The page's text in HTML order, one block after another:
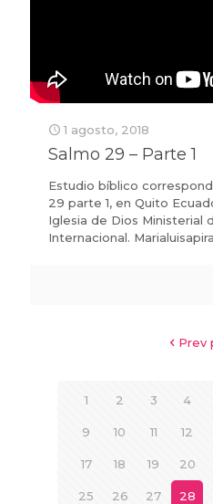
1 agosto, 2018
Salmo 29 – Parte 1
Estudio bíblico
29 parte 1, en Quito
Iglesia de Dios Ministerial
Internacional.
Prev
1 2 3 4
9 10 11 12
17 18 19 20
25 26 27 28